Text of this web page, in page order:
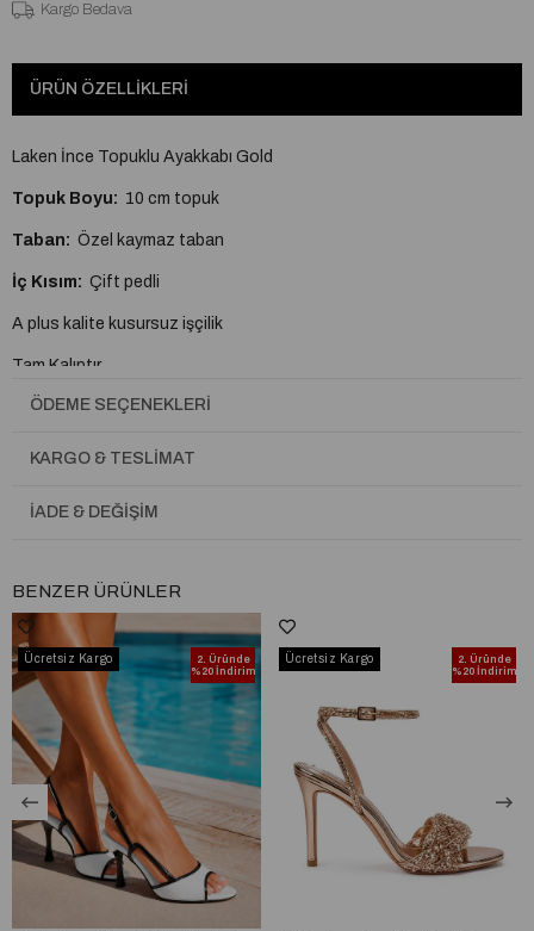
Kargo Bedava
ÜRÜN ÖZELLIKLERI
Laken İnce Topuklu Ayakkabı Gold
Topuk Boyu: 10 cm topuk
Taban: Özel kaymaz taban
İç Kısım: Çift pedli
A plus kalite kusursuz işçilik
Tam Kalıptır.
ÖDEME SEÇENEKLERI
KARGO & TESLIMAT
İADE & DEĞIŞIM
BENZER ÜRÜNLER
2. Üründe
%20 İndirim
Ücretsiz Kargo
2. Üründe
%20 İndirim
Ücretsiz Kargo